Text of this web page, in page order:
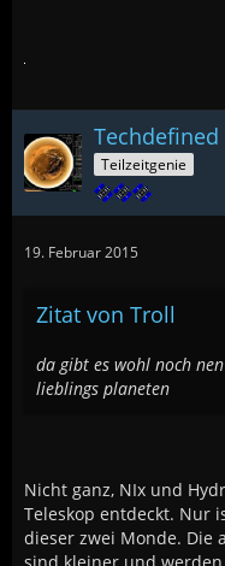
Techdefined
Teilzeitgenie
19. Februar 2015
Zitat von Troll
da gibt es wohl noch
lieblings planeten
Nicht ganz, NIx und
Teleskop entdeckt. Nur
dieser zwei Monde. Die